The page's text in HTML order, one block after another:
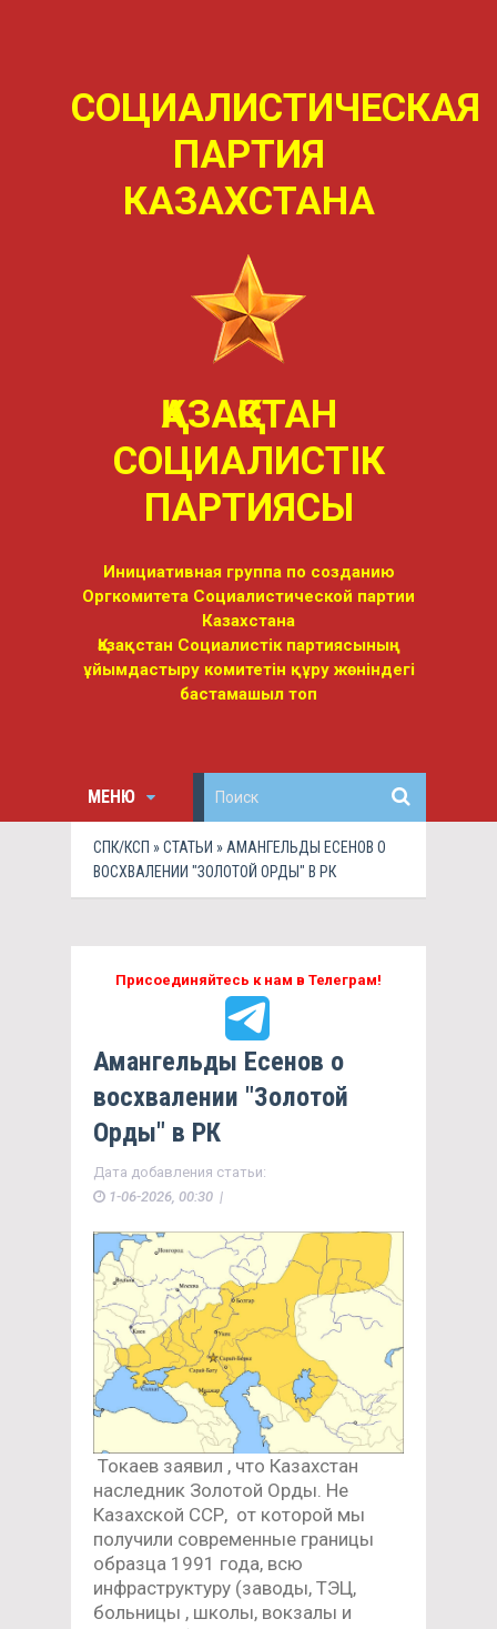
СОЦИАЛИСТИЧЕСКАЯ
ПАРТИЯ
КАЗАХСТАНА
ҚАЗАҚСТАН
СОЦИАЛИСТIК
ПАРТИЯСЫ
Инициативная группа по созданию
Оргкомитета Социалистической партии
Казахстана
Қазақстан Социалистік партиясының
ұйымдастыру комитетін құру жөніндегі
бастамашыл топ
МЕНЮ
СПК/КСП »СТАТЬИ » АМАНГЕЛЬДЫ ЕСЕНОВ О
ВОСХВАЛЕНИИ "ЗОЛОТОЙ ОРДЫ" В РК
Присоединяйтесь к нам в Телеграм!
Амангельды Есенов о
восхвалении "Золотой
Орды" в РК
Дата добавления статьи:
1-06-2026, 00:30 |
Токаев заявил , что Казахстан
наследник Золотой Орды. Не
Казахской ССР, от которой мы
получили современные границы
образца 1991 года, всю
инфраструктуру (заводы, ТЭЦ,
больницы , школы, вокзалы и